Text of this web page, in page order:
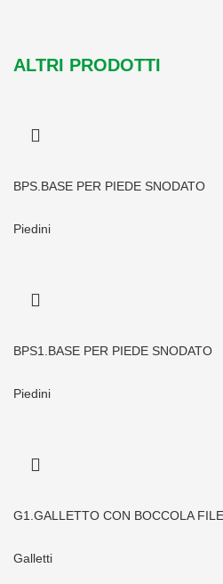
ALTRI PRODOTTI
BPS.BASE PER PIEDE SNODATO
Piedini
BPS1.BASE PER PIEDE SNODATO
Piedini
G1.GALLETTO CON BOCCOLA
Galletti